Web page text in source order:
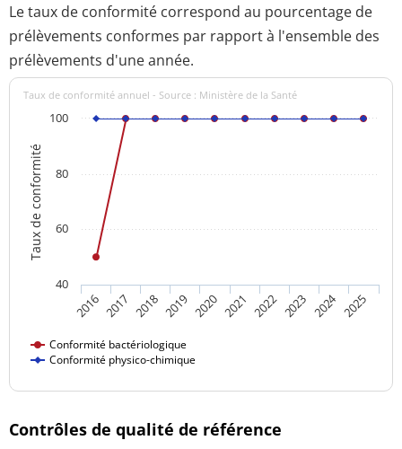
Le taux de conformité correspond au pourcentage de
prélèvements conformes par rapport à l'ensemble des
prélèvements d'une année.
Taux de conformité
Taux de conformité annuel - Source : Ministère de la Santé
Conformité bactériologique
Conformité physico-chimique
2016 2017 2018 2019 2020 2021 2022 2023 2024 2025
40
60
80
100
Contrôles de qualité de référence